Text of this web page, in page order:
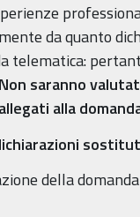
da quanto
telematica:
saranno
alla
della